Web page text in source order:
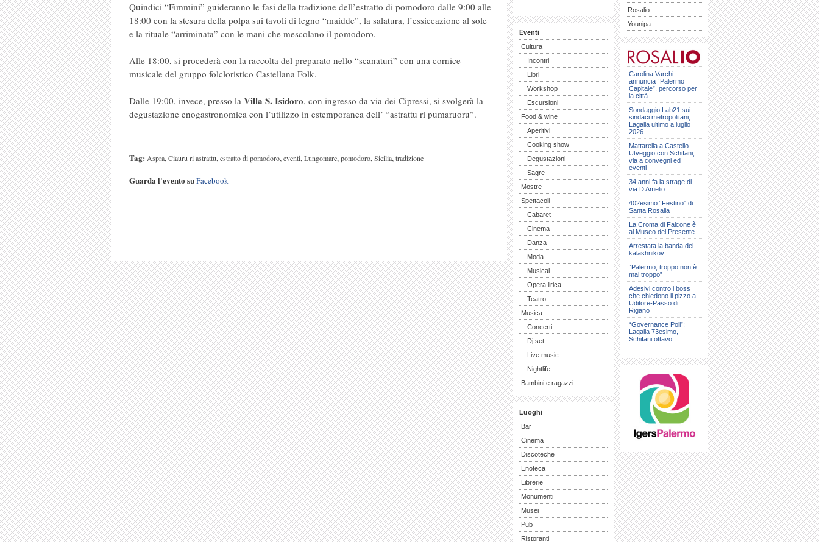
Quindici “Fimmini” guideranno le fasi della tradizione dell’estratto di pomodoro dalle 9:00 alle
18:00 con la stesura della polpa sui tavoli di legno “maidde”, la salatura, l’essiccazione al sole
e la rituale “arriminata” con le mani che mescolano il pomodoro.
Alle 18:00, si procederà con la raccolta del preparato nello “scanaturi” con una cornice
musicale del gruppo folcloristico Castellana Folk.
Dalle 19:00, invece, presso la Villa S. Isidoro, con ingresso da via dei Cipressi, si svolgerà la
degustazione enogastronomica con l’utilizzo in estemporanea dell’ “astrattu ri pumaruoru”.
Tag: Aspra,Ciauru ri astrattu,estratto di pomodoro,eventi,Lungomare,pomodoro,Sicilia,tradizione
Guarda l'evento suFacebook
Eventi
Cultura
Incontri
Libri
Workshop
Escursioni
Food & wine
Aperitivi
Cooking show
Degustazioni
Sagre
Mostre
Spettacoli
Cabaret
Cinema
Danza
Moda
Musical
Opera lirica
Teatro
Musica
Concerti
Dj set
Live music
Nightlife
Bambini e ragazzi
Luoghi
Bar
Cinema
Discoteche
Enoteca
Librerie
Monumenti
Musei
Pub
Ristoranti
Rosalio
Younipa
Carolina Varchi
annuncia “Palermo
Capitale”, percorso per
la città
Sondaggio Lab21 sui
sindaci metropolitani,
Lagalla ultimo a luglio
2026
Mattarella a Castello
Utveggio con Schifani,
via a convegni ed
eventi
34 anni fa la strage di
via D’Amelio
402esimo “Festino” di
Santa Rosalia
La Croma di Falcone è
al Museo del Presente
Arrestata la banda del
kalashnikov
“Palermo, troppo non è
mai troppo”
Adesivi contro i boss
che chiedono il pizzo a
Uditore-Passo di
Rigano
“Governance Poll”:
Lagalla 73esimo,
Schifani ottavo